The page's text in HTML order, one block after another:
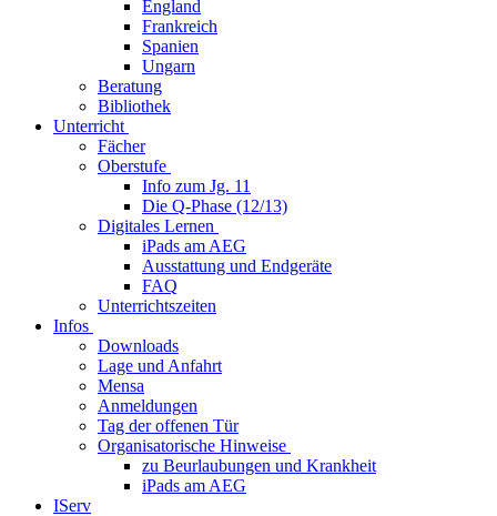
England
Frankreich
Spanien
Ungarn
Beratung
Bibliothek
Unterricht
Fächer
Oberstufe
Info zum Jg. 11
Die Q-Phase (12/13)
Digitales Lernen
iPads am AEG
Ausstattung und Endgeräte
FAQ
Unterrichtszeiten
Infos
Downloads
Lage und Anfahrt
Mensa
Anmeldungen
Tag der offenen Tür
Organisatorische Hinweise
zu Beurlaubungen und Krankheit
iPads am AEG
IServ